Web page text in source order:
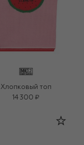
Хлопковый топ
14 300 ₽